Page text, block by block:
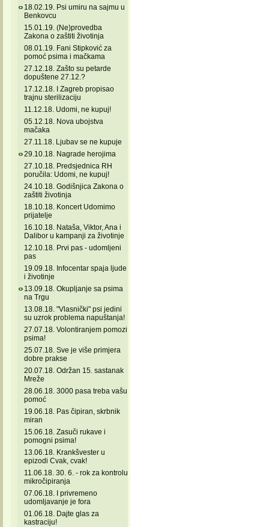
18.02.19. Psi umiru na sajmu u
Benkovcu
15.01.19. (Ne)provedba
Zakona o zaštiti životinja
08.01.19. Fani Stipković za
pomoć psima i mačkama
27.12.18. Zašto su petarde
dopuštene 27.12.?
17.12.18. I Zagreb propisao
trajnu sterilizaciju
11.12.18. Udomi, ne kupuj!
05.12.18. Nova ubojstva
mačaka
27.11.18. Ljubav se ne kupuje
29.10.18. Nagrade herojima
27.10.18. Predsjednica RH
poručila: Udomi, ne kupuj!
24.10.18. Godišnjica Zakona o
zaštiti životinja
18.10.18. Koncert Udomimo
prijatelje
16.10.18. Nataša, Viktor, Ana i
Dalibor u kampanji za životinje
12.10.18. Prvi pas - udomljeni
pas
19.09.18. Infocentar spaja ljude
i životinje
13.09.18. Okupljanje sa psima
na Trgu
13.08.18. "Vlasnički" psi jedini
su uzrok problema napuštanja!
27.07.18. Volontiranjem pomozi
psima!
25.07.18. Sve je više primjera
dobre prakse
20.07.18. Održan 15. sastanak
Mreže
28.06.18. 3000 pasa treba vašu
pomoć
19.06.18. Pas čipiran, skrbnik
miran
15.06.18. Zasuči rukave i
pomogni psima!
13.06.18. Krankšvester u
epizodi Cvak, cvak!
11.06.18. 30. 6. - rok za kontrolu
mikročipiranja
07.06.18. I privremeno
udomljavanje je fora
01.06.18. Dajte glas za
kastraciju!